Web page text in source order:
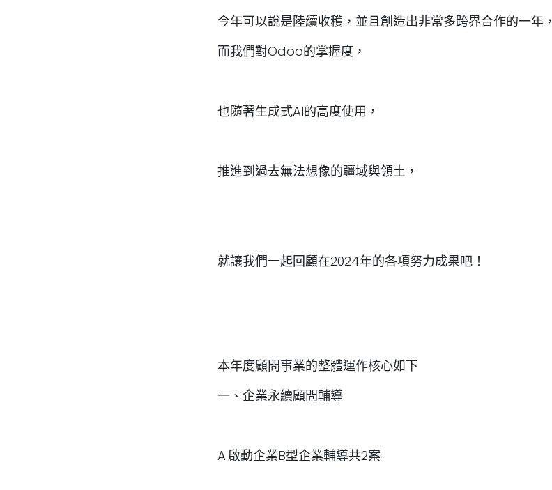
今年可以說是陸續收穫，並且創造出非常多跨界合作的一年，
而我們對Odoo的掌握度，
也隨著生成式AI的高度使用，
推進到過去無法想像的疆域與領土，
就讓我們一起回顧在2024年的各項努力成果吧！
本年度顧問事業的整體運作核心如下
一、企業永續顧問輔導
A.啟動企業B型企業輔導共2案